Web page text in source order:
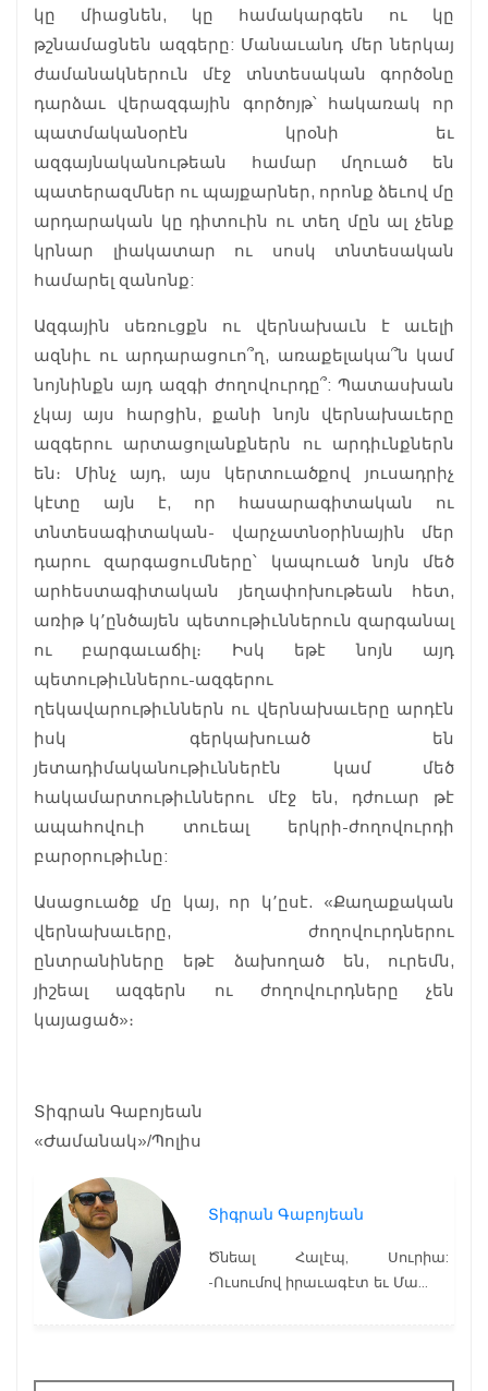
կը միացնեն, կը համակարգեն ու կը
թշնամացնեն ազգերը: Մանաւանդ մեր ներկայ
ժամանակներուն մէջ տնտեսական գործօնը
դարձաւ վերազգային գործոյթ՝ հակառակ որ
պատմականօրէն կրօնի եւ
ազգայնականութեան համար մղուած են
պատերազմներ ու պայքարներ, որոնք ձեւով մը
արդարական կը դիտուին ու տեղ մըն ալ չենք
կրնար լիակատար ու սոսկ տնտեսական
համարել զանոնք:
Ազգային սեռուցքն ու վերնախաւն է աւելի
ազնիւ ու արդարացուո՞ղ, առաքելակա՞ն կամ
նոյնինքն այդ ազգի ժողովուրդը՞: Պատասխան
չկայ այս հարցին, քանի նոյն վերնախաւերը
ազգերու արտացոլանքներն ու արդիւնքներն
են։ Մինչ այդ, այս կերտուածքով յուսադրիչ
կէտը այն է, որ հասարագիտական ու
տնտեսագիտական- վարչատնօրինային մեր
դարու զարգացումները՝ կապուած նոյն մեծ
արհեստագիտական յեղափոխութեան հետ,
առիթ կ՚ընծայեն պետութիւններուն զարգանալ
ու բարգաւաճիլ։ Իսկ եթէ նոյն այդ
պետութիւններու-ազգերու
ղեկավարութիւններն ու վերնախաւերը արդէն
իսկ գերկախուած են
յետադիմականութիւններէն կամ մեծ
հակամարտութիւններու մէջ են, դժուար թէ
ապահովուի տուեալ երկրի-ժողովուրդի
բարօրութիւնը:
Ասացուածք մը կայ, որ կ՚ըսէ. «Քաղաքական
վերնախաւերը, ժողովուրդներու
ընտրանիները եթէ ձախողած են, ուրեմն,
յիշեալ ազգերն ու ժողովուրդները չեն
կայացած»։
Տիգրան Գաբոյեան
«Ժամանակ»/Պոլիս
Տիգրան Գաբոյեան
Ծնեալ Հալէպ, Սուրիա:
-Ուսումով իրաւագէտ եւ Մա...